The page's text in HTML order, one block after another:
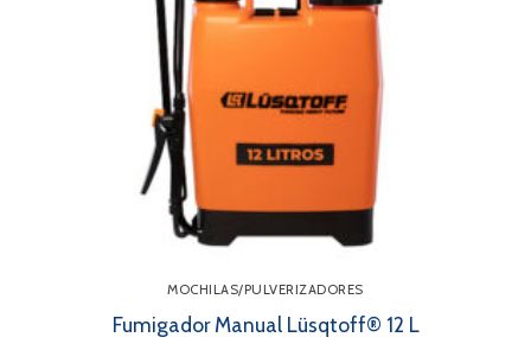
MOCHILAS/PULVERIZADORES
Fumigador Manual Lüsqtoff® 12 L